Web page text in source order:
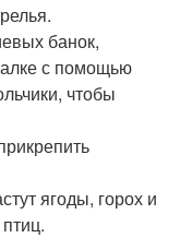
банок,
с помощью
чтобы
ягоды, горох и